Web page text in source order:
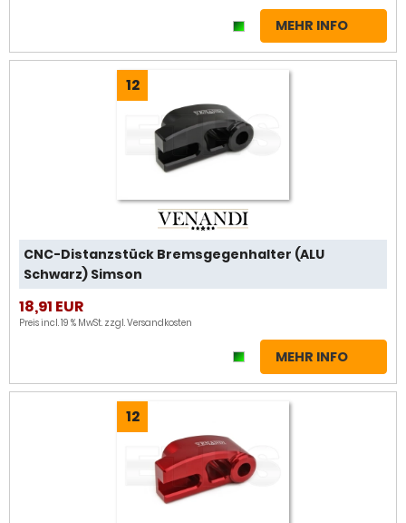
MEHR INFO
12
CNC-Distanzstück Bremsgegenhalter (ALU
Schwarz) Simson
18,91 EUR
Preis incl. 19 % MwSt. zzgl.Versandkosten
MEHR INFO
12